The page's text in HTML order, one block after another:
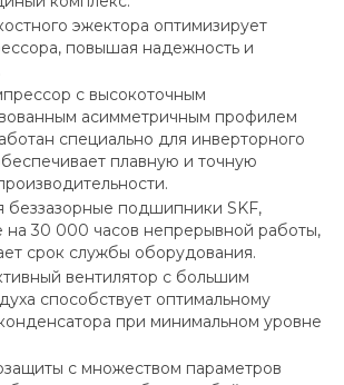
эжектора оптимизирует
повышая надежность и
с высокоточным
асимметричным профилем
специально для инверторного
плавную и точную
беззазорные подшипники SKF,
на 30 000 часов непрерывной работы,
срок службы оборудования.
вентилятор с большим
способствует оптимальному
при минимальном уровне
с множеством параметров